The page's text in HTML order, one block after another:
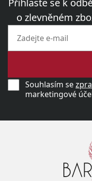
Přihlaste se k
o zlevněném
Souhlasím se
marketingové